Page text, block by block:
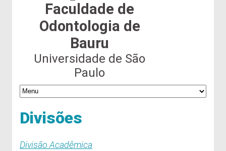
Faculdade de
Odontologia de
Bauru
Universidade de São
Paulo
Divisões
Divisão Acadêmica